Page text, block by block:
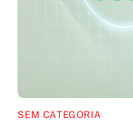
SEM CATEGORIA